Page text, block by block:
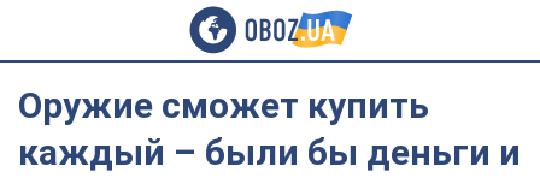
Оружие сможет купить
каждый – были бы деньги и